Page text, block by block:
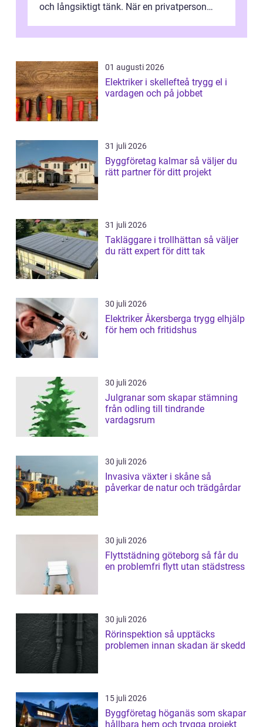
och långsiktigt tänk. När en privatperson
01 augusti 2026
Elektriker i skellefteå trygg el i
vardagen och på jobbet
31 juli 2026
Byggföretag kalmar så väljer du
rätt partner för ditt projekt
31 juli 2026
Takläggare i trollhättan så väljer
du rätt expert för ditt tak
30 juli 2026
Elektriker Åkersberga trygg elhjälp
för hem och fritidshus
30 juli 2026
Julgranar som skapar stämning
från odling till tindrande
vardagsrum
30 juli 2026
Invasiva växter i skåne så
påverkar de natur och trädgårdar
30 juli 2026
Flyttstädning göteborg så får du
en problemfri flytt utan städstress
30 juli 2026
Rörinspektion så upptäcks
problemen innan skadan är skedd
15 juli 2026
Byggföretag höganäs som skapar
hållbara hem och trygga projekt